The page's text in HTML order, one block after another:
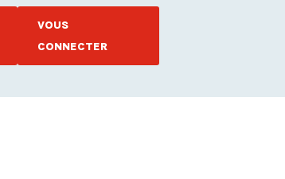
VOUS
CONNECTER